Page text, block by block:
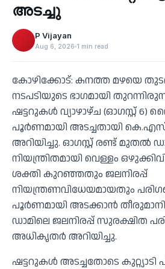
അടച്ചു
P Vijayan
Aug 6, 2026 1 min read
കോഴിക്കോട്: കനത്ത മഴയെ
നടപടിയുടെ ഭാഗമായി
ഷട്ടറുകള്‍ വ്യാഴാഴ്ച (ഓഗസ്റ്റ് 6)
പൂര്‍ണമായി അടച്ചതായി
അറിയിച്ചു. ഓഗസ്റ്റ് രണ്ട് മുതല്‍
നിയന്ത്രിതമായി വെള്ളം
ശക്തി കുറഞ്ഞതും ജലനിരപ്പ്
നിയന്ത്രണവിധേയമായതും
പൂര്‍ണമായി അടക്കാന്‍
ഡാമിലെ ജലനിരപ്പ് സുരക്ഷിത
അധികൃതര്‍ അറിയിച്ചു.
ഷട്ടറുകള്‍ അടച്ചതോടെ